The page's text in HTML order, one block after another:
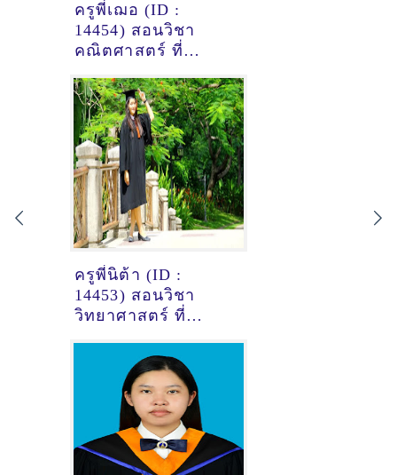
ครูพี่เฌอ (ID :
14454) สอนวิชา
คณิตศาสตร์ ที่
ครูพี่นิต้า (ID :
14453) สอนวิชา
วิทยาศาสตร์ ที่